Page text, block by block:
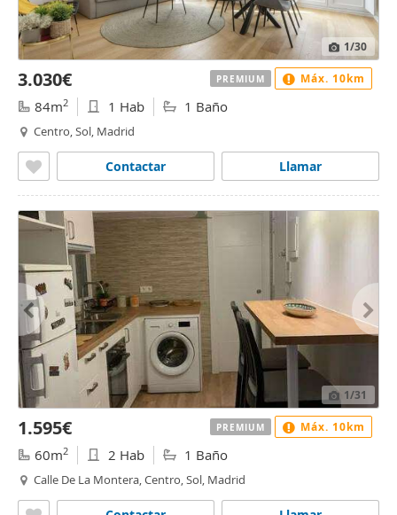
1/30
3.030€
84m2 1 Hab 1 Baño
Centro, Sol, Madrid
Llamar
Contactar
PREMIUM Máx. 10km
1/31
1.595€
60m2 2 Hab 1 Baño
Calle De La Montera, Centro, Sol, Madrid
PREMIUM Máx. 10km